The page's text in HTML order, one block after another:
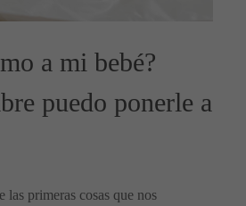
a mi bebé?
puedo ponerle a
las primeras cosas que nos